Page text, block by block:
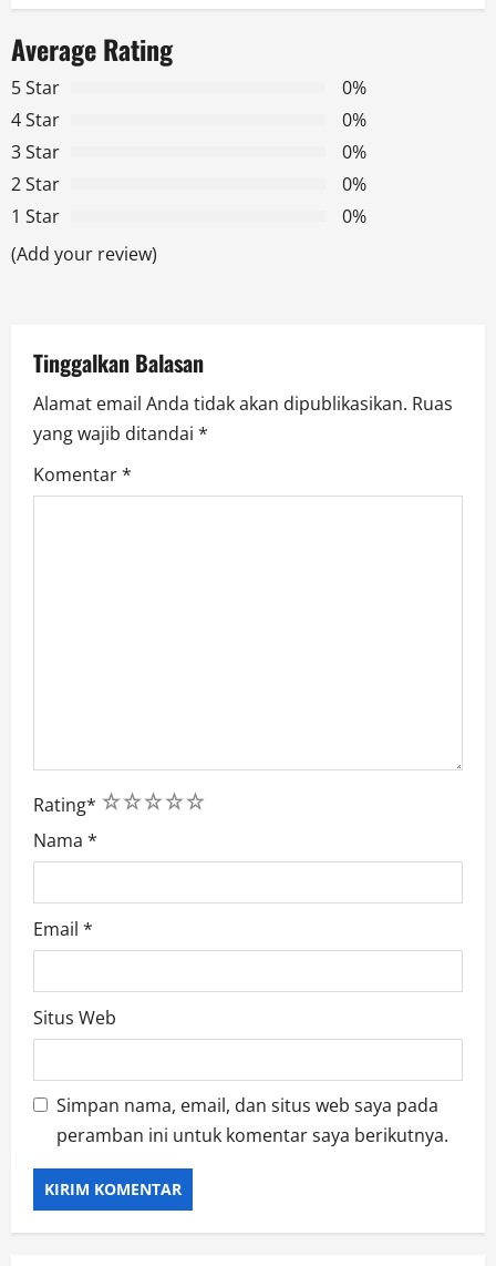
a
v
i
g
a
o
n
Average Rating
5 Star
0%
4 Star
0%
3 Star
0%
2 Star
0%
1 Star
0%
(Add your review)
Tinggalkan Balasan
Alamat email Anda tidak akan dipublikasikan. Ruas
yang wajib ditandai *
Komentar*
Rating* 5
4
3
2
1
Nama *
Email *
Situs Web
Simpan nama, email, dan situs web saya pada
peramban ini untuk komentar saya berikutnya.